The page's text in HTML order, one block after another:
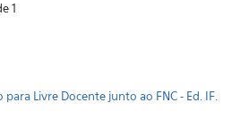
1
Livre Docente junto ao FNC - Ed. IF.